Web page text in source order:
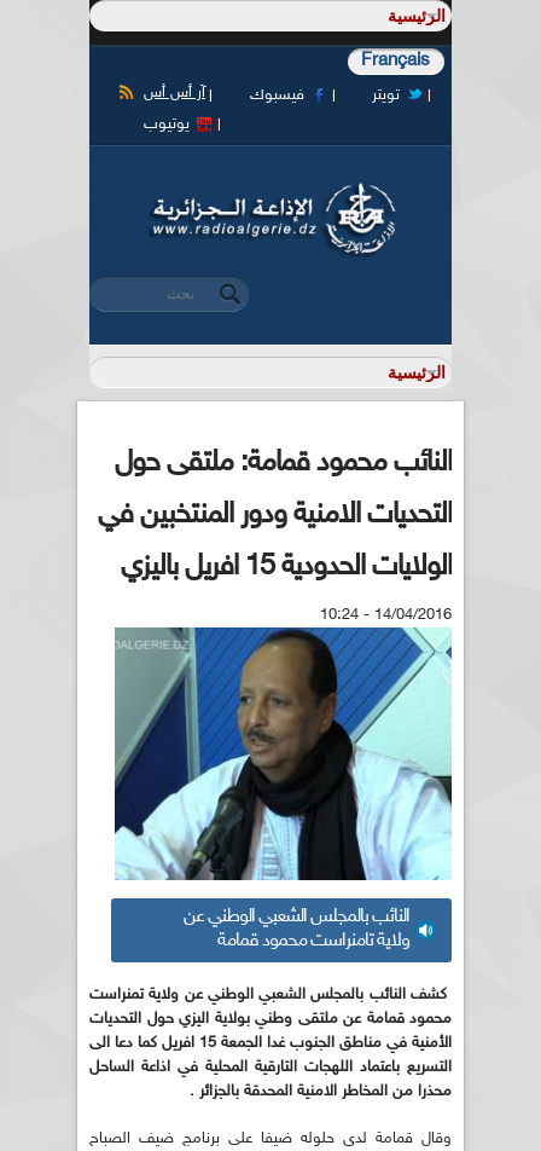
Français
آر أس أس فيسبوك
تويتر
يوتيوب
استمارة البحث
‏بحث ‏
النائب محمود قمامة: ملتقى حول
التحديات الامنية ودور المنتخبين في
الولايات الحدودية 15 افريل باليزي
14/04/2016 - 10:24
النائب بالمجلس الشعبي الوطني عن
ولاية تامنراست محمود قمامة
كشف النائب بالمجلس الشعبي الوطني عن ولاية تمنراست
محمود قمامة عن ملتقى وطني بولاية اليزي حول التحديات
الأمنية في مناطق الجنوب غدا الجمعة 15 افريل كما دعا الى
التسريع باعتماد اللهجات التارقية المحلية في اذاعة الساحل
محذرا من المخاطر الامنية المحدقة بالجزائر .
وقال قمامة لدى حلوله ضيفا على برنامج ضيف الصباح